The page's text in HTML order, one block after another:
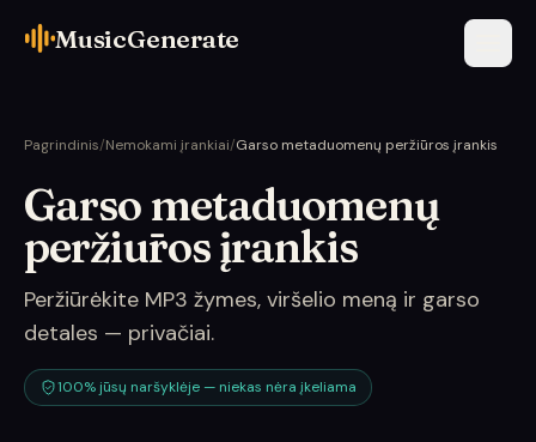
MusicGenerate
Pagrindinis/Nemokami įrankiai/Garso metaduomenų peržiūros įrankis
Garso metaduomenų
peržiūros įrankis
Peržiūrėkite MP3 žymes, viršelio meną ir garso
detales — privačiai.
100% jūsų naršyklėje — niekas nėra įkeliama